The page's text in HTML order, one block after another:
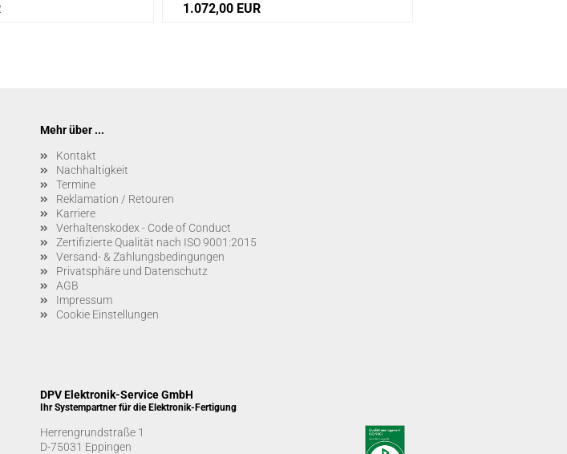
1.072,00 EUR
Mehr über ...
Kontakt
Nachhaltigkeit
Termine
Reklamation / Retouren
Karriere
Verhaltenskodex - Code of Conduct
Zertifizierte Qualität nach ISO 9001:2015
Versand- & Zahlungsbedingungen
Privatsphäre und Datenschutz
AGB
Impressum
Cookie Einstellungen
DPV Elektronik-Service GmbH
Ihr Systempartner für die Elektronik-Fertigung
Herrengrundstraße 1
D-75031 Eppingen